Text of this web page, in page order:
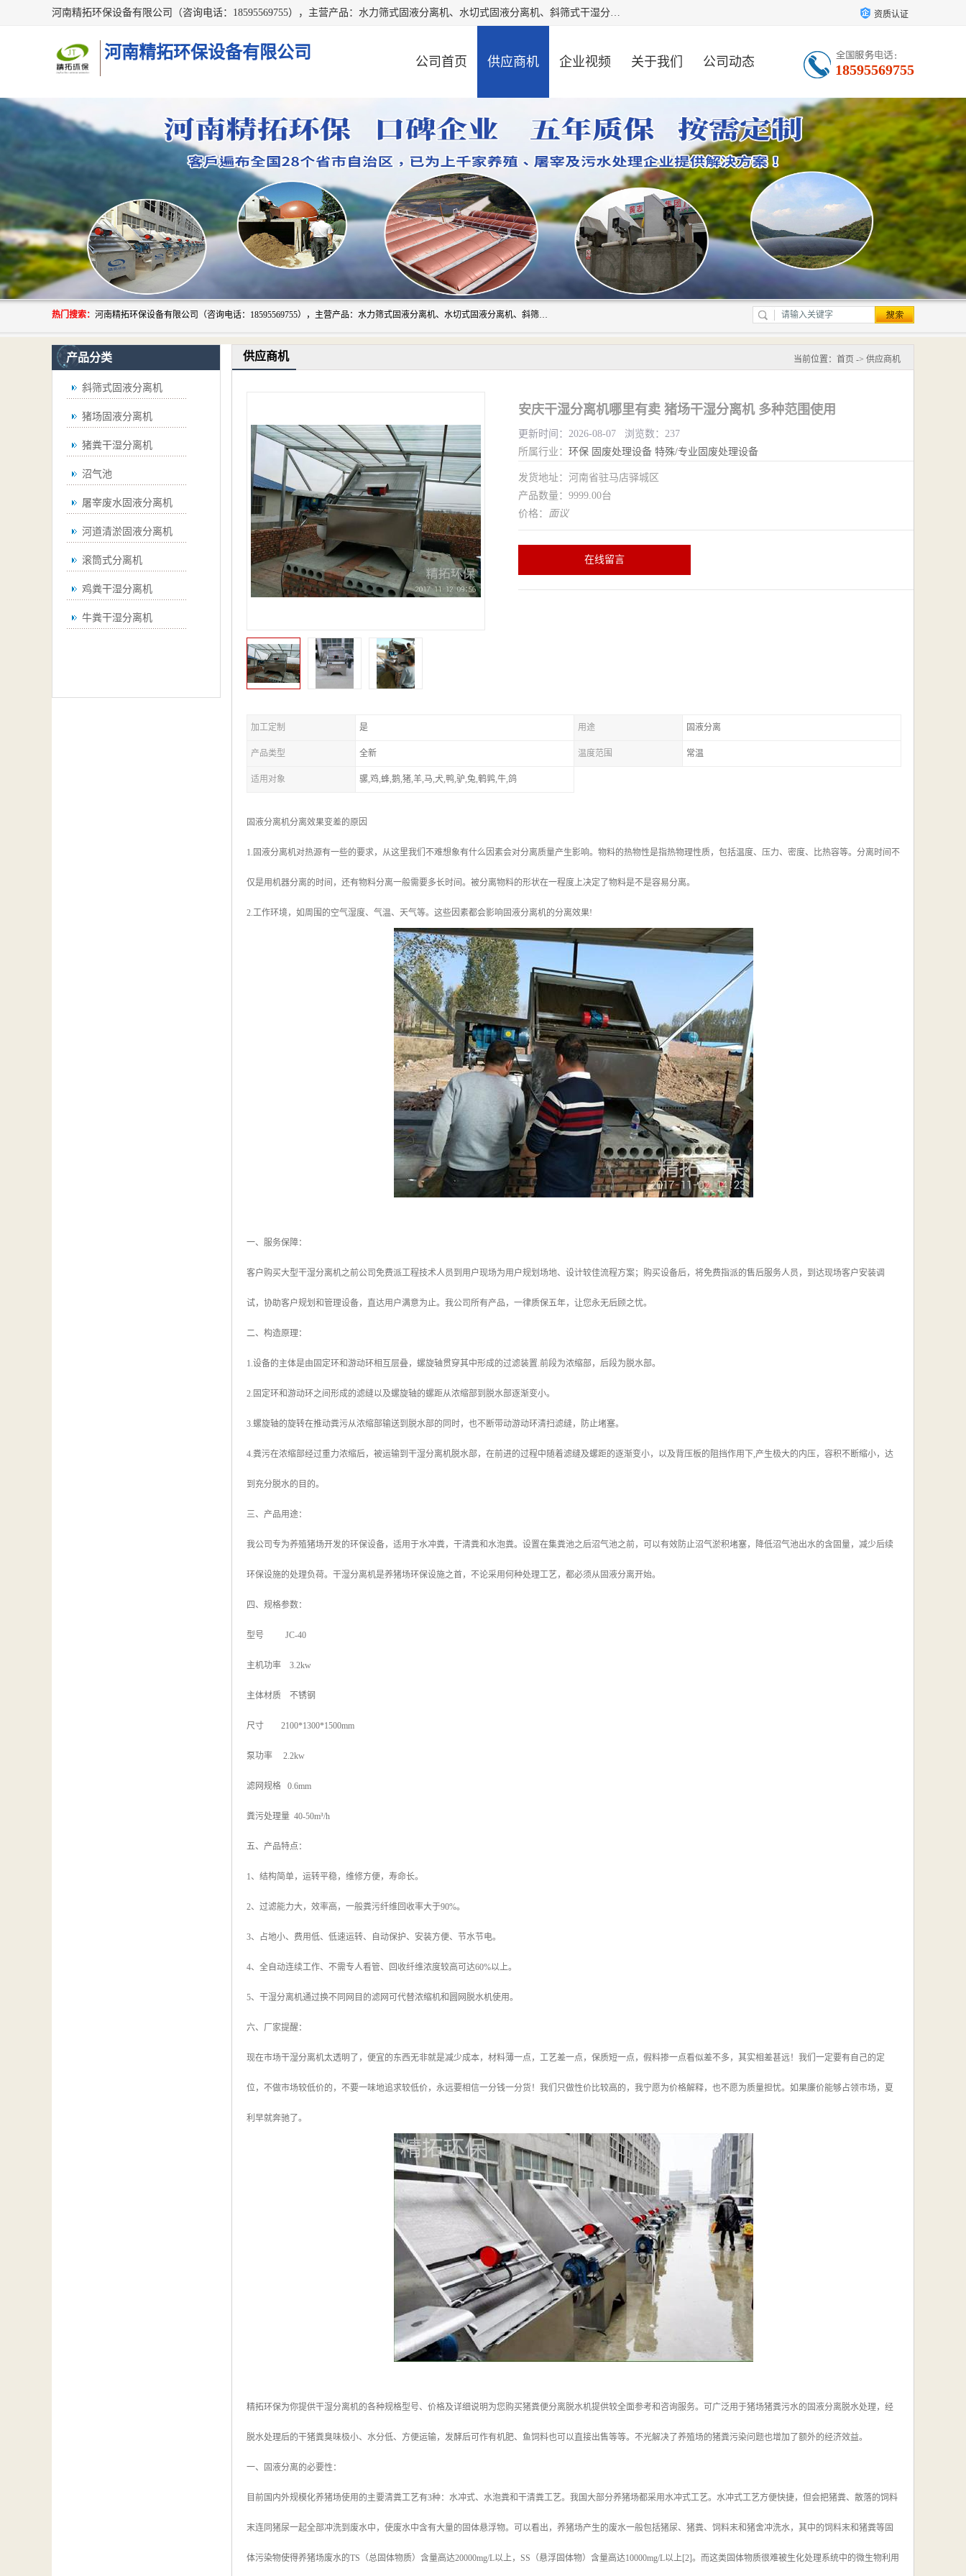
河南精拓环保设备有限公司（咨询电话：18595569755），主营产品：水力筛式固液分离机、水切式固液分离机、斜筛式干湿分离机、养猪场固液分离机、斜筛式固液分离机、屠宰场固液分离机、猪场干湿分离机等。公司从事固液分离设备及配套沼气池的研发、设计、销售与施工，并提供污水处理整体解决方案。 资质认证
河南精拓环保设备有限公司 公司首页 供应商机 企业视频 关于我们 公司动态 18595569755
热门搜索： 河南精拓环保设备有限公司（咨询电话：18595569755），主营产品：水力筛式固液分离机、水切式固液分离机、斜筛式干湿分离机、养猪场固液分离机、斜筛式固液分离机、屠宰场固液分离机、猪场干湿分离机等。公司从事固液分离设备及配套沼气池的研发、设计、销售与施工，并提供污水处理整体解决方案。
产品分类
斜筛式固液分离机
猪场固液分离机
猪粪干湿分离机
沼气池
屠宰废水固液分离机
河道清淤固液分离机
滚筒式分离机
鸡粪干湿分离机
牛粪干湿分离机
供应商机 当前位置： 首页 -> 供应商机
安庆干湿分离机哪里有卖 猪场干湿分离机 多种范围使用
更新时间：2026-08-07 浏览数：237
所属行业： 环保 固废处理设备 特殊/专业固废处理设备
发货地址：河南省驻马店驿城区
产品数量：9999.00台
价格： 面议
在线留言
加工定制 是 用途 固液分离
产品类型 全新 温度范围 常温
适用对象 骡,鸡,蜂,鹅,猪,羊,马,犬,鸭,驴,兔,鹌鹑,牛,鸽
固液分离机分离效果变差的原因
1.固液分离机对热源有一些的要求，从这里我们不难想象有什么因素会对分离质量产生影响。物料的热物性是指热物理性质，包括温度、压力、密度、比热容等。分离时间不
仅是用机器分离的时间，还有物料分离一般需要多长时间。被分离物料的形状在一程度上决定了物料是不是容易分离。
2.工作环境，如周围的空气湿度、气温、天气等。这些因素都会影响固液分离机的分离效果!
一、服务保障：
客户购买大型干湿分离机之前公司免费派工程技术人员到用户现场为用户规划场地、设计较佳流程方案；购买设备后，将免费指派的售后服务人员，到达现场客户安装调
试，协助客户规划和管理设备，直达用户满意为止。我公司所有产品，一律质保五年，让您永无后顾之忧。
二、构造原理：
1.设备的主体是由固定环和游动环相互层叠，螺旋轴贯穿其中形成的过滤装置.前段为浓缩部，后段为脱水部。
2.固定环和游动环之间形成的滤缝以及螺旋轴的螺距从浓缩部到脱水部逐渐变小。
3.螺旋轴的旋转在推动粪污从浓缩部输送到脱水部的同时，也不断带动游动环清扫滤缝，防止堵塞。
4.粪污在浓缩部经过重力浓缩后，被运输到干湿分离机脱水部，在前进的过程中随着滤缝及螺距的逐渐变小，以及背压板的阻挡作用下,产生极大的内压，容积不断缩小，达
到充分脱水的目的。
三、产品用途：
我公司专为养殖猪场开发的环保设备，适用于水冲粪，干清粪和水泡粪。设置在集粪池之后沼气池之前，可以有效防止沼气淤积堵塞，降低沼气池出水的含固量，减少后续
环保设施的处理负荷。干湿分离机是养猪场环保设施之首，不论采用何种处理工艺，都必须从固液分离开始。
四、规格参数：
型号 JC-40
主机功率 3.2kw
主体材质 不锈钢
尺寸 2100*1300*1500mm
泵功率 2.2kw
滤网规格 0.6mm
粪污处理量 40-50m³/h
五、产品特点：
1、结构简单，运转平稳，维修方便，寿命长。
2、过滤能力大，效率高，一般粪污纤维回收率大于90%。
3、占地小、费用低、低速运转、自动保护、安装方便、节水节电。
4、全自动连续工作、不需专人看管、回收纤维浓度较高可达60%以上。
5、干湿分离机通过换不同网目的滤网可代替浓缩机和圆网脱水机使用。
六、厂家提醒：
现在市场干湿分离机太透明了，便宜的东西无非就是减少成本，材料薄一点，工艺差一点，保质短一点，假料掺一点看似差不多，其实相差甚远！我们一定要有自己的定
位，不做市场较低价的，不要一味地追求较低价，永远要相信一分钱一分货！我们只做性价比较高的，我宁愿为价格解释，也不愿为质量担忧。如果廉价能够占领市场，夏
利早就奔驰了。
精拓环保为你提供干湿分离机的各种规格型号、价格及详细说明为您购买猪粪便分离脱水机提供较全面参考和咨询服务。可广泛用于猪场猪粪污水的固液分离脱水处理，经
脱水处理后的干猪粪臭味极小、水分低、方便运输，发酵后可作有机肥、鱼饲料也可以直接出售等等。不光解决了养殖场的猪粪污染问题也增加了额外的经济效益。
一、固液分离的必要性：
目前国内外规模化养猪场使用的主要清粪工艺有3种：水冲式、水泡粪和干清粪工艺。我国大部分养猪场都采用水冲式工艺。水冲式工艺方便快捷，但会把猪粪、散落的饲料
末连同猪尿一起全部冲洗到废水中，使废水中含有大量的固体悬浮物。可以看出，养猪场产生的废水一般包括猪尿、猪粪、饲料末和猪舍冲洗水，其中的饲料末和猪粪等固
体污染物使得养猪场废水的TS（总固体物质）含量高达20000mg/L以上，SS（悬浮固体物）含量高达10000mg/L以上[2]。而这类固体物质很难被生化处理系统中的微生物利用